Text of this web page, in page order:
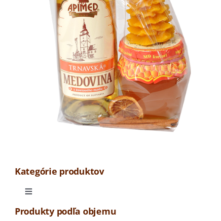
Kategórie produktov
Toggle
Navigation
Odrodová medovina
Produkty podľa objemu